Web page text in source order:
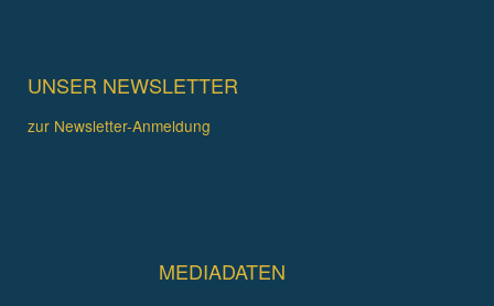
UNSER NEWSLETTER
zur Newsletter-Anmeldung
MEDIADATEN